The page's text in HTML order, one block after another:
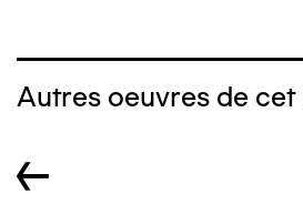
Autres oeuvres de
←